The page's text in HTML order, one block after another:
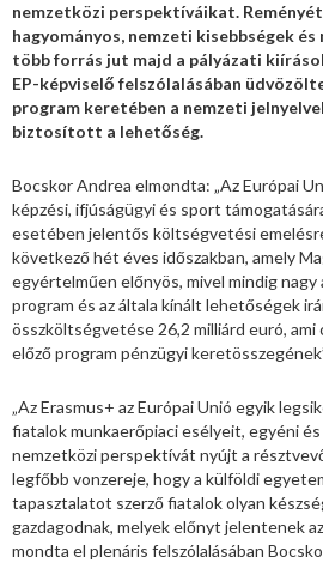
nemzetközi perspektíváikat.
hagyományos, nemzeti kisebbségek
több forrás jut majd a pályázati
EP-képviselő felszólalásában
program keretében a nemzeti
biztosított a lehetőség.
Bocskor Andrea elmondta: „Az Európai
képzési, ifjúságügyi és sport
esetében jelentős költségvetési
következő hét éves időszakban, amely
egyértelműen előnyös, mivel mindig nagy
program és az általa kínált lehetőségek
összköltségvetése 26,2 milliárd euró, ami
előző program pénzügyi
„Az Erasmus+ az Európai Unió egyik
fiatalok munkaerőpiaci esélyeit, egyéni
nemzetközi perspektívát nyújt a
legfőbb vonzereje, hogy a külföldi
tapasztalatot szerző fiatalok olyan
gazdagodnak, melyek előnyt jelentenek
mondta el plenáris felszólalásában